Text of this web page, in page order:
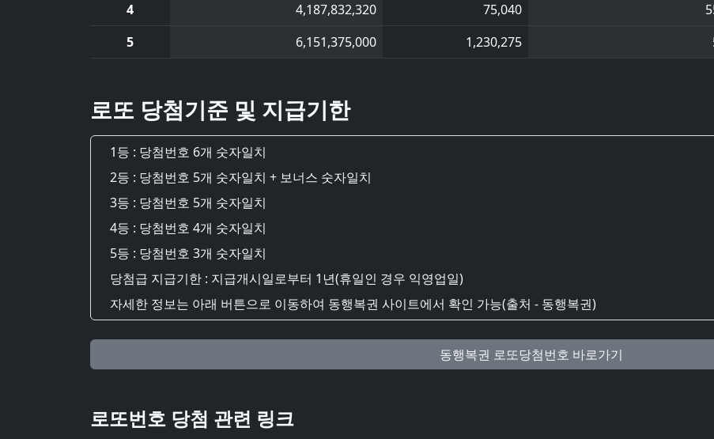
4
4,187,832,320 75,040
5
6,151,375,000 1,230,275
로또 당첨기준 및 지급기한
1등 : 당첨번호 6개 숫자일치
2등 : 당첨번호 5개 숫자일치 + 보너스 숫자일치
3등 : 당첨번호 5개 숫자일치
4등 : 당첨번호 4개 숫자일치
5등 : 당첨번호 3개 숫자일치
당첨급 지급기한 : 지급개시일로부터 1년(휴일인 경우 익영업일)
자세한 정보는 아래 버튼으로 이동하여 동행복권 사이트에서 확인 가능(출처 - 동행복권)
동행복권 로또당첨번호 바로가기
로또번호 당첨 관련 링크